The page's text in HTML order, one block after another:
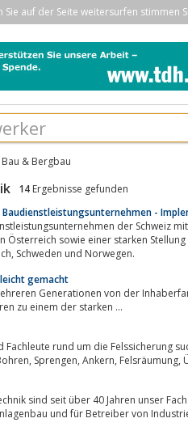
auf der Seite weitersurfen stimmen
Bau & Bergbau
14 Ergebnisse gefunden
-
der Schweiz
Deutschland, Österreich, Frankreich, Schweden und Norwegen.
gemacht
Generationen von der
zu einem der starken ...
Felssicherung suchen, dann sind Sie bei GFS richtig.
über 40 Jahren unser Fachgebiet. Wir beraten,
und für Betreiber von